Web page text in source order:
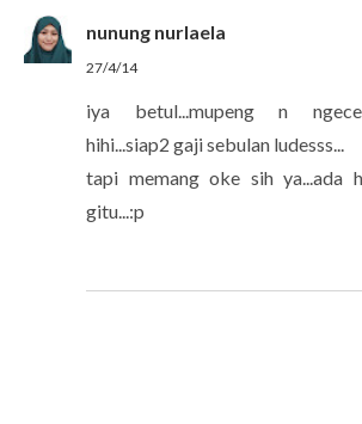
nunung nurlaela
27/4/14
iya betul...mupeng n
hihi...siap2 gaji sebulan ludesss...
tapi memang oke sih ya...ada
gitu...:p